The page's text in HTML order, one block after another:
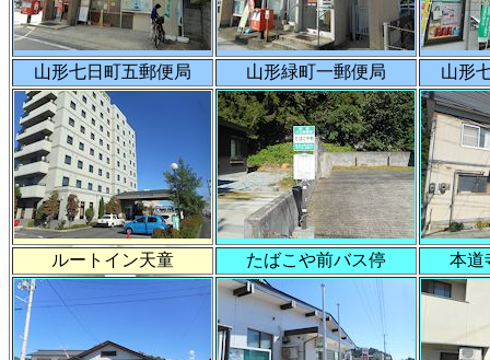
山形七日町五郵便局 山形緑町一郵便局 山形
ルートイン天童 たばこや前バス停 本道